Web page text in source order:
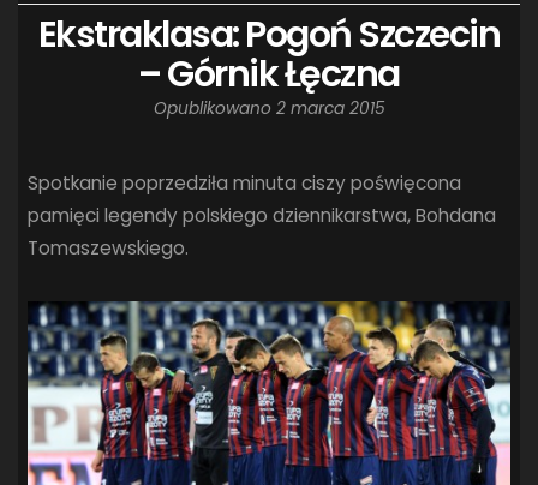
Ekstraklasa: Pogoń Szczecin
– Górnik Łęczna
Opublikowano 2 marca 2015
Spotkanie poprzedziła minuta ciszy poświęcona
pamięci legendy polskiego dziennikarstwa, Bohdana
Tomaszewskiego.